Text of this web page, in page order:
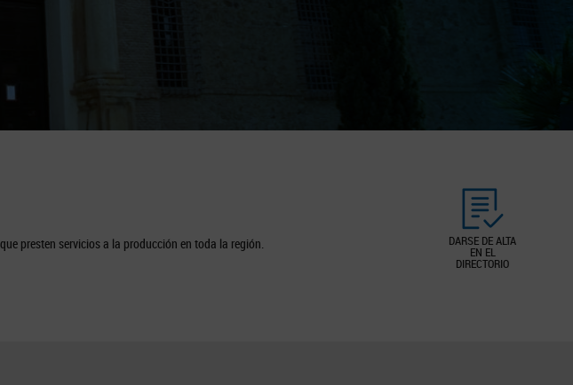
DARSE DE ALTA
EN EL
DIRECTORIO
presten servicios a la producción en toda la región.